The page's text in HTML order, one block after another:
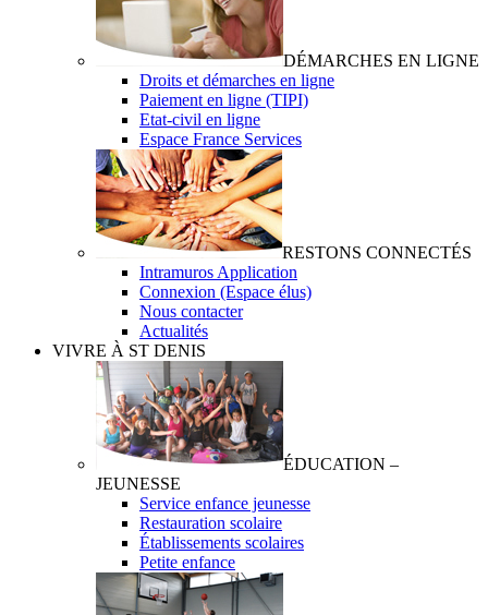
DÉMARCHES EN LIGNE
Droits et démarches en ligne
Paiement en ligne (TIPI)
Etat-civil en ligne
Espace France Services
RESTONS CONNECTÉS
Intramuros Application
Connexion (Espace élus)
Nous contacter
Actualités
VIVRE À ST DENIS
ÉDUCATION –
JEUNESSE
Service enfance jeunesse
Restauration scolaire
Établissements scolaires
Petite enfance